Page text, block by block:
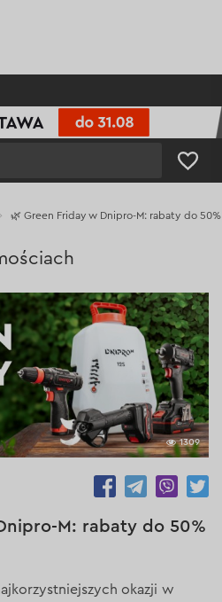
🌿 Green Friday w Dnipro-M: rabaty do 50%
1309
M: rabaty do 50%
okazji w